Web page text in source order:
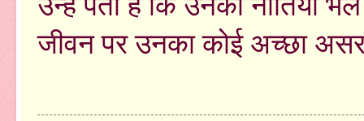
जीवन पर उनका कोई अच्छा